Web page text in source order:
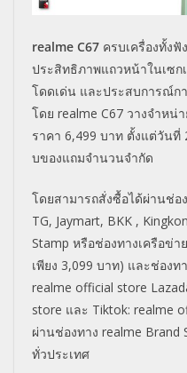
realme C67 ครบเครื่องทั้ง
ประสิทธิภาพแถวหน้าในเซก
โดดเด่น และประสบการณ์ก
โดย realme C67 วางจำหน่
ราคา 6,499 บาท ตั้งแต่วันที่
บของแถมจำนวนจำกัด
โดยสามารถสั่งซื้อได้ผ่านช่อ
TG, Jaymart, BKK ,
Stamp หรือช่องทางเครือข่าย
เพียง 3,099 บาท) และช่องท
realme official store
store และ Tiktok: realme
ผ่านช่องทาง realme Brand
ทั่วประเทศ